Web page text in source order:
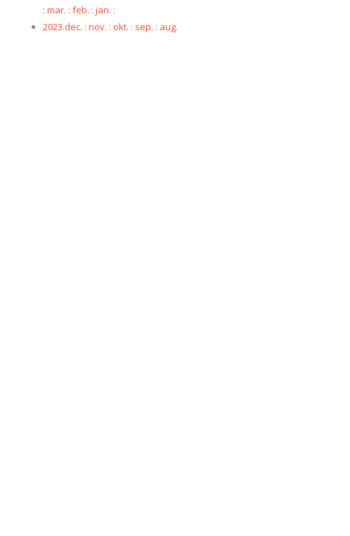
: mar. : feb. : jan. :
2023.dec. : nov. : okt. : sep. : aug.